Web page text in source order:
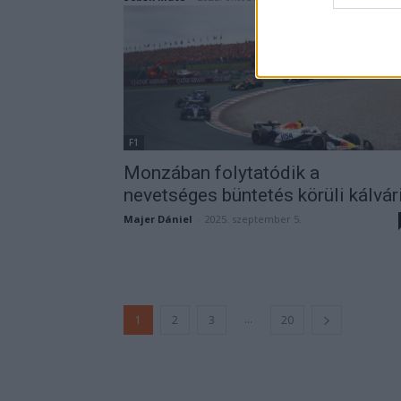
web or
I want
I want
I want
F1
Monzában folytatódik a
nevetséges büntetés körüli
Majer Dániel 2025. szeptember 5.
1 2 3 ... 20